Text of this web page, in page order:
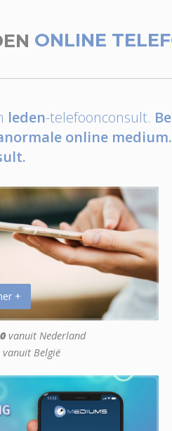
ONLINE
leden-telefoonconsult.
online
+
vanuit Nederland
vanuit België